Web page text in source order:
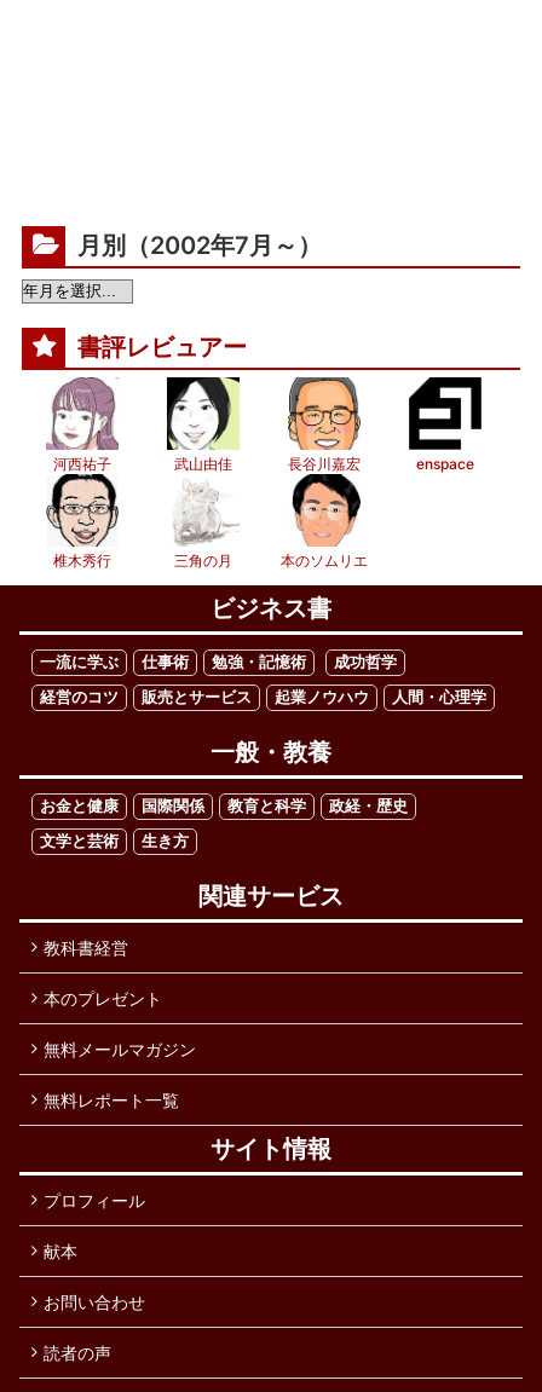
月別（2002年7月～）
書評レビュアー
河西祐子 武山由佳 長谷川嘉宏 enspace
椎木秀行 三角の月 本のソムリエ
ビジネス書
一流に学ぶ 仕事術 勉強・記憶術
成功哲学
経営のコツ
販売とサービス 起業ノウハウ 人間・心理学
一般・教養
お金と健康 国際関係 教育と科学
政経・歴史
文学と芸術
生き方
関連サービス
教科書経営
本のプレゼント
無料メールマガジン
無料レポート一覧
サイト情報
プロフィール
献本
お問い合わせ
読者の声